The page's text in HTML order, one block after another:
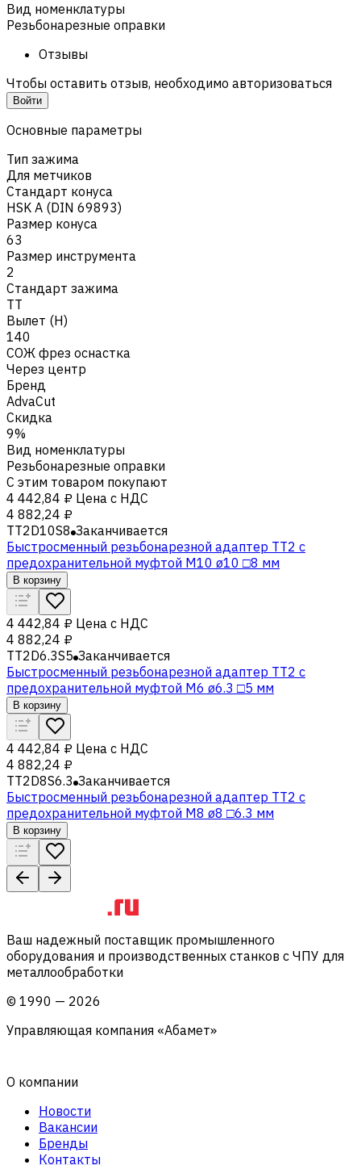
Вид номенклатуры
Резьбонарезные оправки
Отзывы
Чтобы оставить отзыв, необходимо авторизоваться
Войти
Основные параметры
Тип зажима
Для метчиков
Стандарт конуса
HSK A (DIN 69893)
Размер конуса
63
Размер инструмента
2
Стандарт зажима
TT
Вылет (H)
140
СОЖ фрез оснастка
Через центр
Бренд
AdvaCut
Скидка
9%
Вид номенклатуры
Резьбонарезные оправки
С этим товаром покупают
4 442,84 ₽ Цена с НДС
4 882,24 ₽
TT2D10S8 Заканчивается
Быстросменный резьбонарезной адаптер TT2 с
предохранительной муфтой M10 ø10 □8 мм
В корзину
4 442,84 ₽ Цена с НДС
4 882,24 ₽
TT2D6.3S5 Заканчивается
Быстросменный резьбонарезной адаптер TT2 с
предохранительной муфтой M6 ø6.3 □5 мм
В корзину
4 442,84 ₽ Цена с НДС
4 882,24 ₽
TT2D8S6.3 Заканчивается
Быстросменный резьбонарезной адаптер TT2 с
предохранительной муфтой M8 ø8 □6.3 мм
В корзину
Ваш надежный поставщик промышленного
оборудования и производственных станков с ЧПУ для
металлообработки
© 1990 — 2026
Управляющая компания «Абамет»
О компании
Новости
Вакансии
Бренды
Контакты